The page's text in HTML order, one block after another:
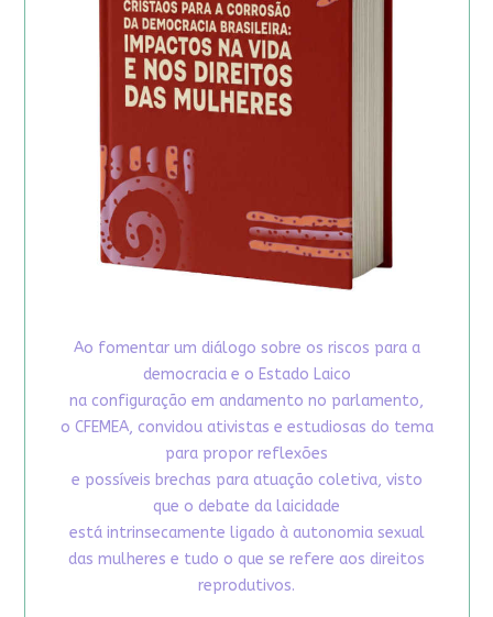
Ao fomentar um diálogo sobre os riscos para a
democracia e o Estado Laico
na configuração em andamento no parlamento,
o CFEMEA, convidou ativistas e estudiosas do tema
para propor reflexões
e possíveis brechas para atuação coletiva, visto
que o debate da laicidade
está intrinsecamente ligado à autonomia sexual
das mulheres e tudo o que se refere aos direitos
reprodutivos.